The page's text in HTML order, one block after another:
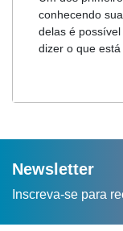
conhecendo
delas é
dizer o que
Newsletter
Inscreva-se para